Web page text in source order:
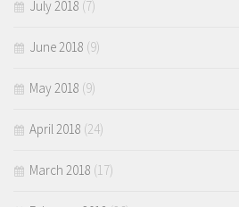
July 2018 (7)
June 2018 (9)
May 2018 (9)
April 2018 (24)
March 2018 (17)